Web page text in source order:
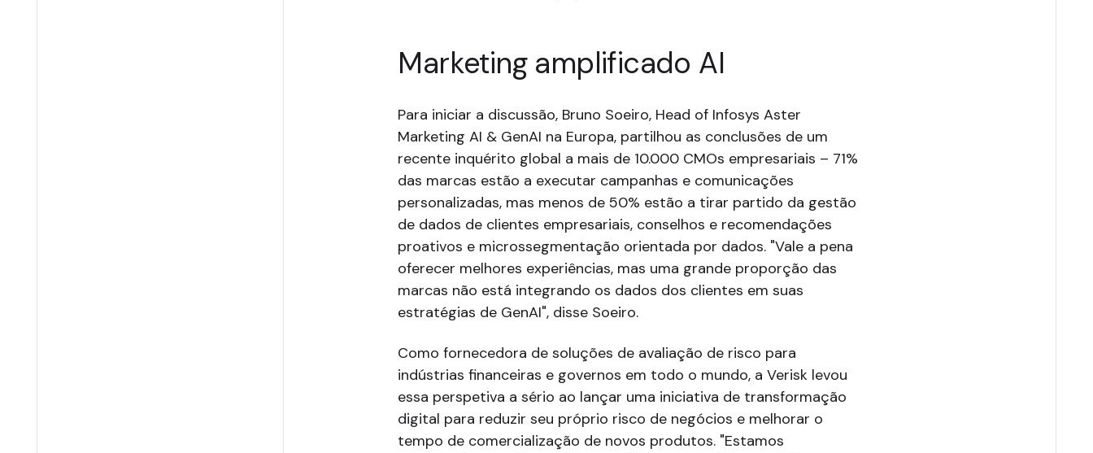
Marketing amplificado AI
Para iniciar a discussão, Bruno Soeiro, Head of Infosys Aster
Marketing AI & GenAI na Europa, partilhou as conclusões de um
recente inquérito global a mais de 10.000 CMOs empresariais – 71%
das marcas estão a executar campanhas e comunicações
personalizadas, mas menos de 50% estão a tirar partido da gestão
de dados de clientes empresariais, conselhos e recomendações
proativos e microssegmentação orientada por dados. "Vale a pena
oferecer melhores experiências, mas uma grande proporção das
marcas não está integrando os dados dos clientes em suas
estratégias de GenAI", disse Soeiro.
Como fornecedora de soluções de avaliação de risco para
indústrias financeiras e governos em todo o mundo, a Verisk levou
essa perspetiva a sério ao lançar uma iniciativa de transformação
digital para reduzir seu próprio risco de negócios e melhorar o
tempo de comercialização de novos produtos. "Estamos